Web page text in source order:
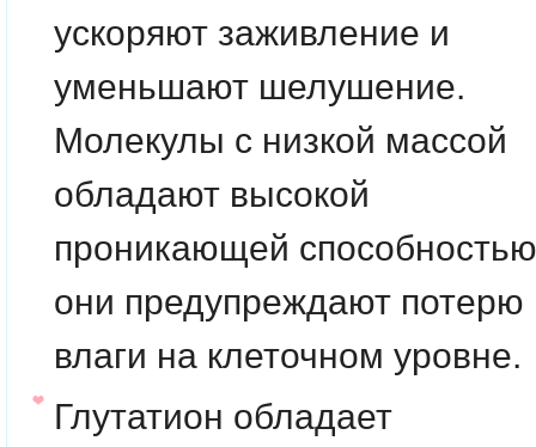
ускоряют заживление и
уменьшают шелушение.
Молекулы с низкой массой
обладают высокой
проникающей
они предупреждают потерю
влаги на клеточном уровне.
Глутатион обладает